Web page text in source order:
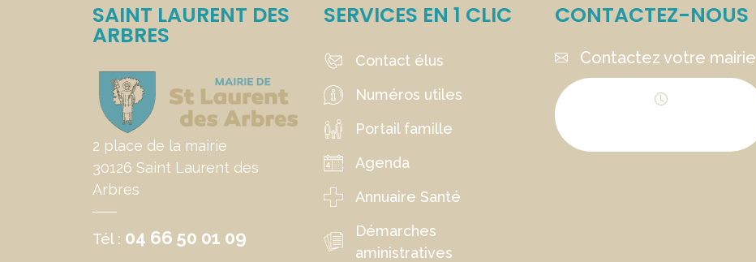
SAINT LAURENT DES
ARBRES
2 place de la mairie
30126 Saint Laurent des
Arbres
Tél : 04 66 50 01 09
SERVICES EN 1 CLIC
Contact élus
Numéros utiles
Portail famille
Agenda
Annuaire Santé
Démarches
aministratives
CONTACTEZ-NOUS
Contactez votre mairie